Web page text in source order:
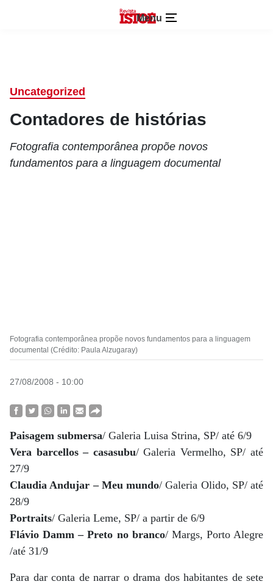
Menu
Uncategorized
Contadores de histórias
Fotografia contemporânea propõe novos
fundamentos para a linguagem documental
Fotografia contemporânea propõe novos fundamentos para a linguagem
documental (Crédito: Paula Alzugaray)
27/08/2008 - 10:00
Paisagem submersa/ Galeria Luisa Strina, SP/ até 6/9
Vera barcellos – casasubu/ Galeria Vermelho, SP/ até
27/9
Claudia Andujar – Meu mundo/ Galeria Olido, SP/ até
28/9
Portraits/ Galeria Leme, SP/ a partir de 6/9
Flávio Damm – Preto no branco/ Margs, Porto Alegre
/até 31/9
Para dar conta de narrar o drama dos habitantes de sete